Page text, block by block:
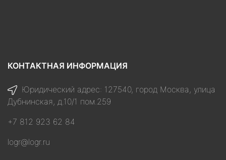
КОНТАКТНАЯ ИНФОРМАЦИЯ
Юридический адрес: 127540, город Москва, улица
Дубнинская, д.10/1 пом.259
+7 812 923 62 84
logr@logr.ru